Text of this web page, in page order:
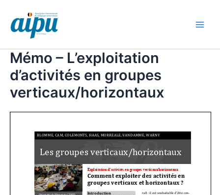
contenu
Mémo – L’exploitation
d’activités en groupes
verticaux/horizontaux